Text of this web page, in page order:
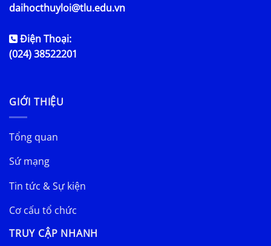
daihocthuyloi@tlu.edu.vn
Điện Thoại:
(024) 38522201
GIỚI THIỆU
Tổng quan
Sứ mạng
Tin tức & Sự kiện
Cơ cấu tổ chức
TRUY CẬP NHANH